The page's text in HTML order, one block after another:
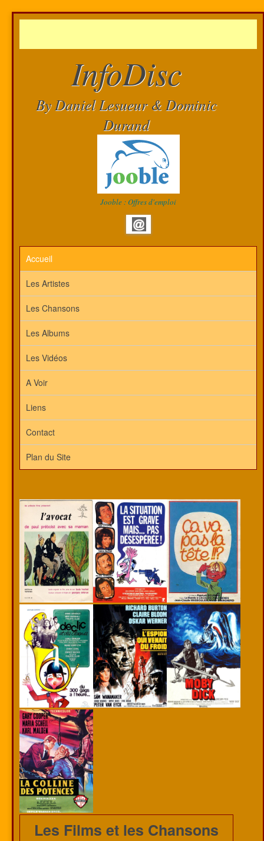
InfoDisc
By Daniel Lesueur & Dominic
Durand
Jooble : Offres d'emploi
Accueil
Les Artistes
Les Chansons
Les Albums
Les Vidéos
A Voir
Liens
Contact
Plan du Site
Les Films et les Chansons